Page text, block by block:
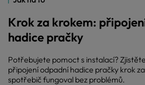
Krok za krokem:
hadice pračky
Potřebujete pomoct s instalací?
připojení odpadní hadice pračky krok
spotřebič fungoval bez problémů.